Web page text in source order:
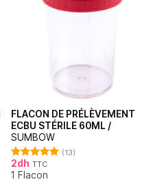
FLACON DE PRÉLÈVEMENT
ECBU STÉRILE 60ML /
SUMBOW
Note 4.92
sur 5
(13)
2dh TTC
1 Flacon